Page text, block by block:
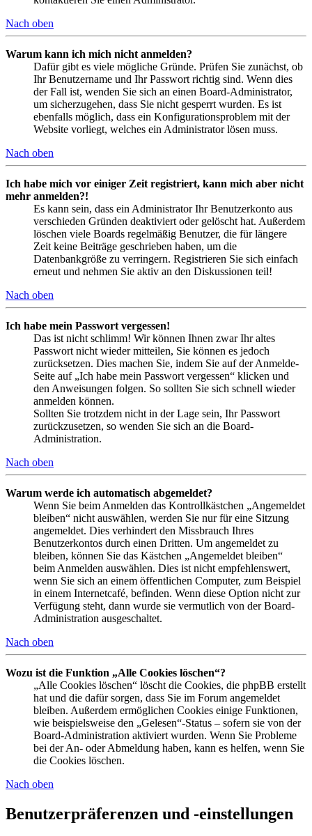
Nach oben
Warum kann ich mich nicht anmelden?
Dafür gibt es viele mögliche Gründe. Prüfen Sie zunächst, ob
Ihr Benutzername und Ihr Passwort richtig sind. Wenn dies
der Fall ist, wenden Sie sich an einen Board-Administrator,
um sicherzugehen, dass Sie nicht gesperrt wurden. Es ist
ebenfalls möglich, dass ein Konfigurationsproblem mit der
Website vorliegt, welches ein Administrator lösen muss.
Nach oben
Ich habe mich vor einiger Zeit registriert, kann mich aber nicht
mehr anmelden?!
Es kann sein, dass ein Administrator Ihr Benutzerkonto aus
verschieden Gründen deaktiviert oder gelöscht hat. Außerdem
löschen viele Boards regelmäßig Benutzer, die für längere
Zeit keine Beiträge geschrieben haben, um die
Datenbankgröße zu verringern. Registrieren Sie sich einfach
erneut und nehmen Sie aktiv an den Diskussionen teil!
Nach oben
Ich habe mein Passwort vergessen!
Das ist nicht schlimm! Wir können Ihnen zwar Ihr altes
Passwort nicht wieder mitteilen, Sie können es jedoch
zurücksetzen. Dies machen Sie, indem Sie auf der Anmelde-
Seite auf „Ich habe mein Passwort vergessen“ klicken und
den Anweisungen folgen. So sollten Sie sich schnell wieder
anmelden können.
Sollten Sie trotzdem nicht in der Lage sein, Ihr Passwort
zurückzusetzen, so wenden Sie sich an die Board-
Administration.
Nach oben
Warum werde ich automatisch abgemeldet?
Wenn Sie beim Anmelden das Kontrollkästchen „Angemeldet
bleiben“ nicht auswählen, werden Sie nur für eine Sitzung
angemeldet. Dies verhindert den Missbrauch Ihres
Benutzerkontos durch einen Dritten. Um angemeldet zu
bleiben, können Sie das Kästchen „Angemeldet bleiben“
beim Anmelden auswählen. Dies ist nicht empfehlenswert,
wenn Sie sich an einem öffentlichen Computer, zum Beispiel
in einem Internetcafé, befinden. Wenn diese Option nicht zur
Verfügung steht, dann wurde sie vermutlich von der Board-
Administration ausgeschaltet.
Nach oben
Wozu ist die Funktion „Alle Cookies löschen“?
„Alle Cookies löschen“ löscht die Cookies, die phpBB erstellt
hat und die dafür sorgen, dass Sie im Forum angemeldet
bleiben. Außerdem ermöglichen Cookies einige Funktionen,
wie beispielsweise den „Gelesen“-Status – sofern sie von der
Board-Administration aktiviert wurden. Wenn Sie Probleme
bei der An- oder Abmeldung haben, kann es helfen, wenn Sie
die Cookies löschen.
Nach oben
Benutzerpräferenzen und -einstellungen